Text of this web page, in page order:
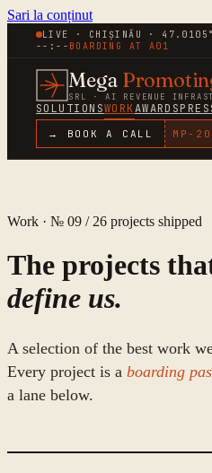
Sari la conținut
LIVE · CHIȘINĂU ·
--:-- BOARDING AT A01
Mega
SRL · AI REVENUE
SOLUTIONSWORKAWARDS
→ BOOK A CALL MP-
Work · № 09 / 26 projects shipped
The projects
define us.
A selection of the best work
Every project is a boarding
a lane below.